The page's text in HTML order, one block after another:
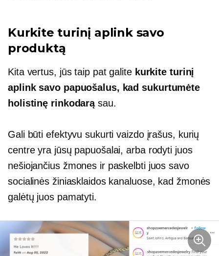
Kurkite turinį aplink savo
produktą
Kita vertus, jūs taip pat galite kurkite turinį
aplink savo papuošalus, kad sukurtumėte
holistinę rinkodarąsau.
Gali būti efektyvu sukurti vaizdo įrašus, kurių
centre yra jūsų papuošalai, arba rodyti juos
nešiojančius žmones ir paskelbti juos savo
socialinės žiniasklaidos kanaluose, kad žmonės
galėtų juos pamatyti.